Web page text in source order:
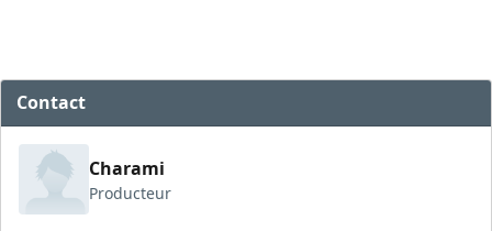
Contact
Charami
Producteur